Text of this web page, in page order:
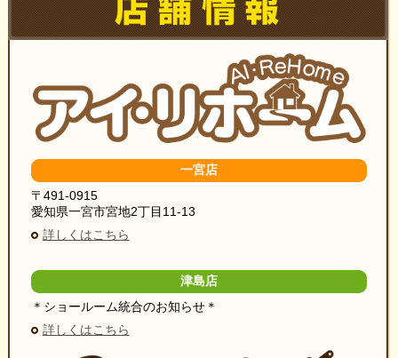
一宮店
〒491-0915
愛知県一宮市宮地2丁目11-13
詳しくはこちら
津島店
＊ショールーム統合のお知らせ＊
詳しくはこちら